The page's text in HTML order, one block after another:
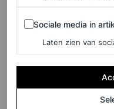
Ook gingen we in
wolk van
is dat ze Nederland in
Eurovisie Songfestival
heeft ze al twee ep’s
Sociale media in
Sociale media in
Laten zien van